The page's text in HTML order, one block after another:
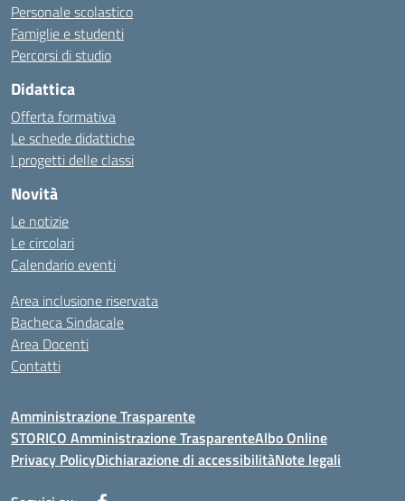
Personale scolastico
Famiglie e studenti
Percorsi di studio
Didattica
Offerta formativa
Le schede didattiche
I progetti delle classi
Novità
Le notizie
Le circolari
Calendario eventi
Area inclusione riservata
Bacheca Sindacale
Area Docenti
Contatti
Amministrazione Trasparente
STORICO Amministrazione TrasparenteAlbo Online
Privacy PolicyDichiarazione di accessibilitàNote legali